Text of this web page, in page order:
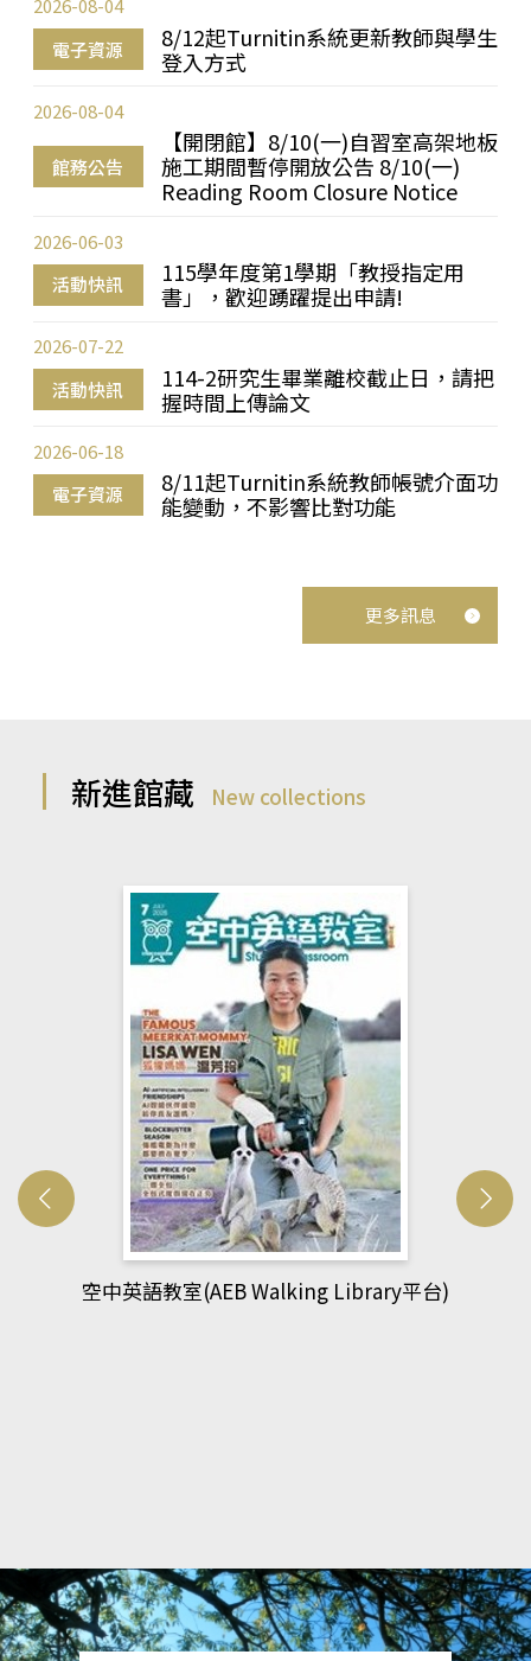
電子資源
8/12起Turnitin系統更新教師與學生
登入方式
2026-08-04
館務公告
【開閉館】8/10(一)自習室高架地板
施工期間暫停開放公告 8/10(一)
Reading Room Closure Notice
2026-08-04
活動快訊
115學年度第1學期「教授指定用
書」，歡迎踴躍提出申請!
2026-06-03
活動快訊
114-2研究生畢業離校截止日，請把
握時間上傳論文
2026-07-22
電子資源
8/11起Turnitin系統教師帳號介面功
能變動，不影響比對功能
2026-06-18
更多訊息
新進館藏 New collections
網管人(kono平台)